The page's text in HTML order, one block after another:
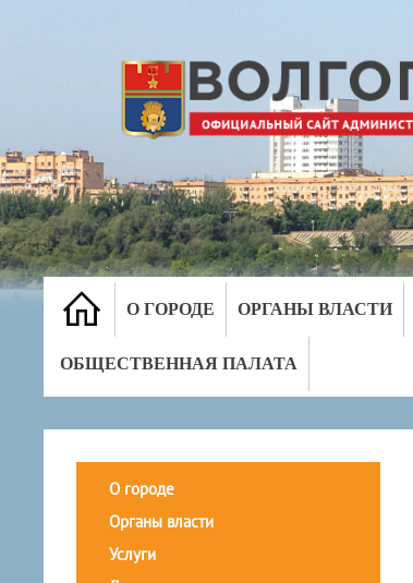
О ГОРОДЕ ОРГАНЫ ВЛАСТИ
ОБЩЕСТВЕННАЯ ПАЛАТА
О городе
Органы власти
Услуги